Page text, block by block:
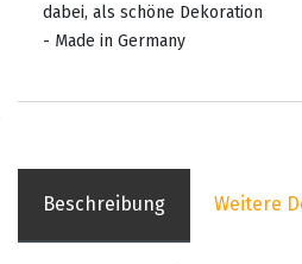
dabei, als schöne Dekoration
- Made in Germany
Beschreibung Weitere